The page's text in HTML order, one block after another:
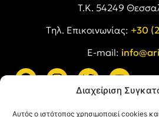
Διαχείριση
Αυτός ο ιστότοπος χρησιμοποιεί cookies
Τ.Κ. 54249
Tηλ. Επικοινωνίας: +30
E-mail: